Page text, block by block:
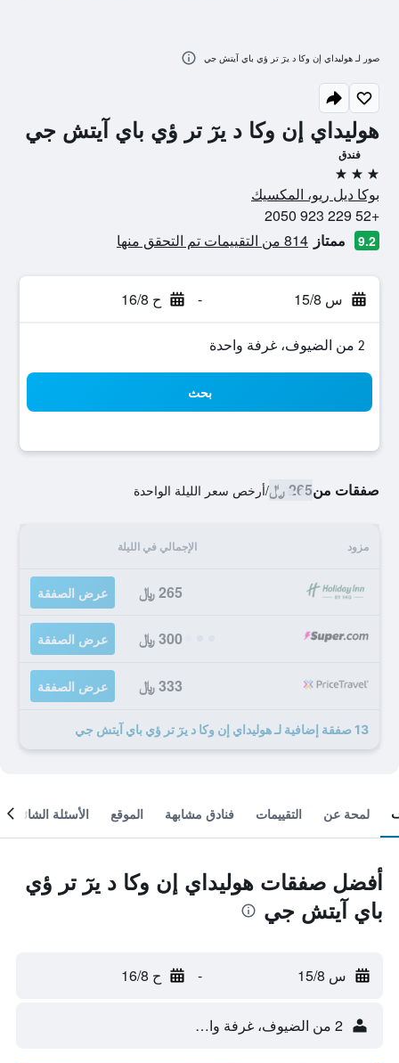
هوليداي إن وكا د يرٓ تر ؤي باي آيتش جي
فندق
3 نجوم
بوكا ديل ريو، المكسيك
+52 229 923 2050
9.2 ممتاز 814 من التقييمات تم التحقق منها
س 15/8 - ح 16/8
2 من الضيوف، غرفة واحدة
بحث
صفقات من265 ﷼ /أرخص سعر الليلة الواحدة
مزود الإجمالي في الليلة
265 ﷼ عرض الصفقة
300 ﷼ عرض الصفقة
333 ﷼ عرض الصفقة
13 صفقة إضافية لـ هوليداي إن وكا د يرٓ تر ؤي باي آيتش جي
صور لـ هوليداي إن وكا د يرٓ تر ؤي باي آيتش جي
لمحة عن التقييمات فنادق مشابهة الموقع الأسئلة الشائعة
أفضل صفقات هوليداي إن وكا د يرٓ تر ؤي
باي آيتش جي
س 15/8 - ح 16/8
2 من الضيوف، غرفة واحدة